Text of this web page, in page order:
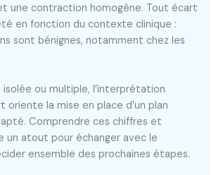
une contraction homogène. Tout écart
en fonction du contexte clinique :
sont bénignes, notamment chez les
isolée ou multiple, l’interprétation
oriente la mise en place d’un plan
Comprendre ces chiffres et
un atout pour échanger avec le
ensemble des prochaines étapes.